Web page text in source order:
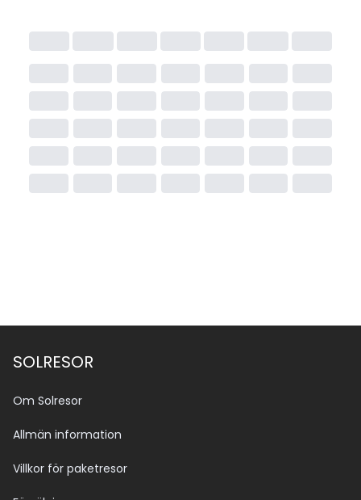
SOLRESOR
Om Solresor
Allmän information
Villkor för paketresor